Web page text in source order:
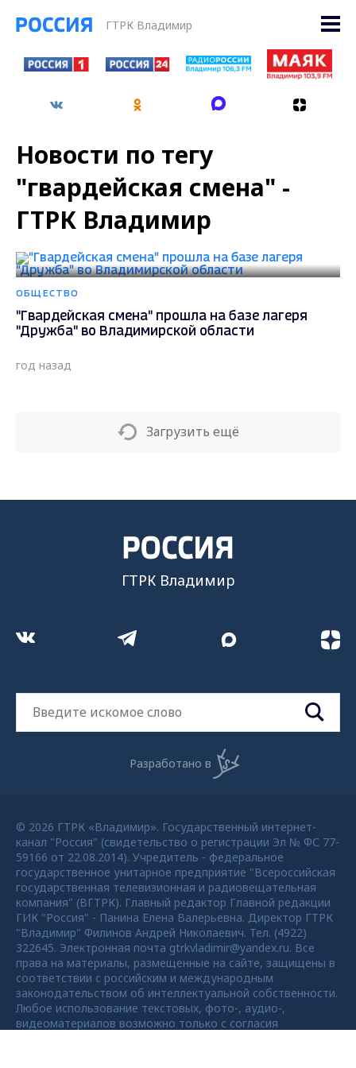
ГТРК Владимир
Новости по тегу
"гвардейская смена" -
ГТРК Владимир
ОБЩЕСТВО
"Гвардейская смена" прошла на базе лагеря
"Дружба" во Владимирской области
год назад
Загрузить ещё
ГТРК Владимир
Разработано в
© 2026 ГТРК «Владимир». Государственный интернет-
канал "Россия" (свидетельство о регистрации Эл № ФС 77-
59166 от 22.08.2014). Учредитель - федеральное
государственное унитарное предприятие "Всероссийская
государственная телевизионная и радиовещательная
компания" (ВГТРК). Главный редактор Главной редакции
ГИК "Россия" - Панина Елена Валерьевна. Директор ГТРК
"Владимир" Филинов Андрей Николаевич. Тел. (4922)
322645. Электронная почта gtrkvladimir@yandex.ru. Все
права на материалы, размещенные на сайте, защищены в
соответствии с российским и международным
законодательством об интеллектуальной собственности.
Любое использование текстовых, фото-, аудио-,
видеоматериалов возможно только с согласия